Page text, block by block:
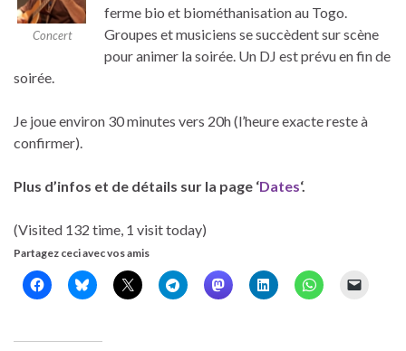
Concert
ferme bio et biométhanisation au Togo.
Groupes et musiciens se succèdent sur scène
pour animer la soirée. Un DJ est prévu en fin de
soirée.
Je joue environ 30 minutes vers 20h (l’heure exacte reste à
confirmer).
Plus d’infos et de détails sur la page ‘Dates‘.
(Visited 132 time, 1 visit today)
Partagez ceci avec vos amis